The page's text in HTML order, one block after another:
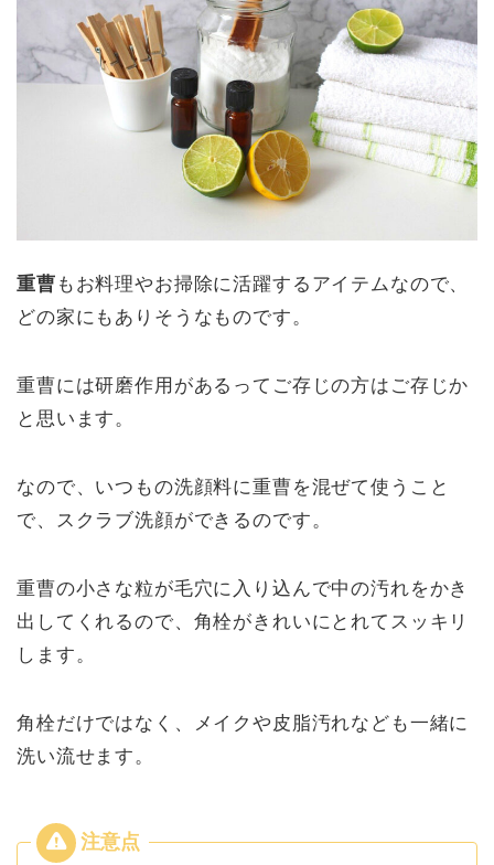
重曹 もお料理やお掃除に活躍するアイテムなので、
どの家にもありそうなものです。
重曹には研磨作用があるってご存じの方はご存じか
と思います。
なので、いつもの洗顔料に重曹を混ぜて使うこと
で、スクラブ洗顔ができるのです。
重曹の小さな粒が毛穴に入り込んで中の汚れをかき
出してくれるので、角栓がきれいにとれてスッキリ
します。
角栓だけではなく、メイクや皮脂汚れなども一緒に
洗い流せます。